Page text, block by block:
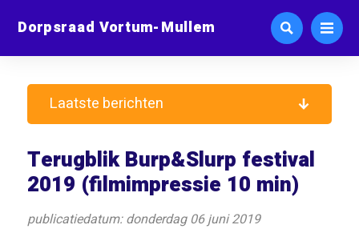
Dorpsraad Vortum-Mullem
Terugblik Burp&Slurp festival
2019 (filmimpressie 10 min)
publicatiedatum: donderdag 06 juni 2019
Laatste berichten